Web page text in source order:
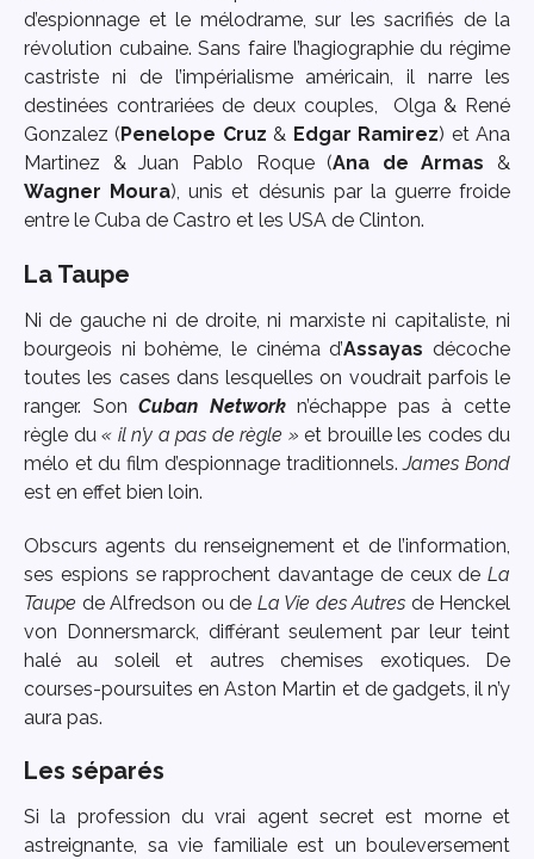
d’espionnage et le mélodrame, sur les sacrifiés de la
révolution cubaine. Sans faire l’hagiographie du régime
castriste ni de l’impérialisme américain, il narre les
destinées contrariées de deux couples, Olga & René
Gonzalez (Penelope Cruz & Edgar Ramirez) et Ana
Martinez & Juan Pablo Roque (Ana de Armas &
Wagner Moura), unis et désunis par la guerre froide
entre le Cuba de Castro et les USA de Clinton.
La Taupe
Ni de gauche ni de droite, ni marxiste ni capitaliste, ni
bourgeois ni bohème, le cinéma d’Assayas décoche
toutes les cases dans lesquelles on voudrait parfois le
ranger. SonCuban Networkn’échappe pas à cette
règle du « il n’y a pas de règle » et brouille les codes du
mélo et du film d’espionnage traditionnels.James Bond
est en effet bien loin.
Obscurs agents du renseignement et de l’information,
ses espions se rapprochent davantage de ceux de La
Taupe de Alfredson ou de La Vie des Autres de Henckel
von Donnersmarck, différant seulement par leur teint
halé au soleil et autres chemises exotiques. De
courses-poursuites en Aston Martin et de gadgets, il n’y
aura pas.
Les séparés
Si la profession du vrai agent secret est morne et
astreignante, sa vie familiale est un bouleversement